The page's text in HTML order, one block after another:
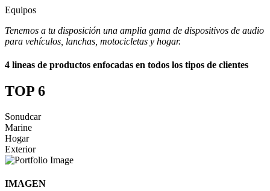
Equipos
Tenemos a tu disposición una amplia gama de dispositivos de audio
para vehículos, lanchas, motocicletas y hogar.
4 lineas de productos enfocadas en todos los tipos de clientes
TOP 6
Sonudcar
Marine
Hogar
Exterior
IMAGEN